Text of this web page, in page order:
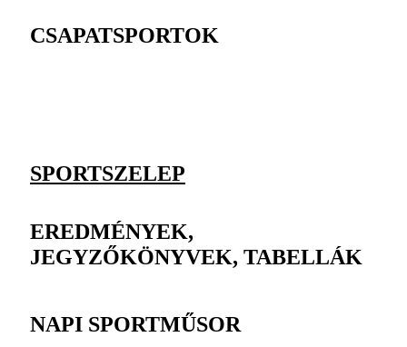
CSAPATSPORTOK
SPORTSZELEP
EREDMÉNYEK,
JEGYZŐKÖNYVEK, TABELLÁK
NAPI SPORTMŰSOR